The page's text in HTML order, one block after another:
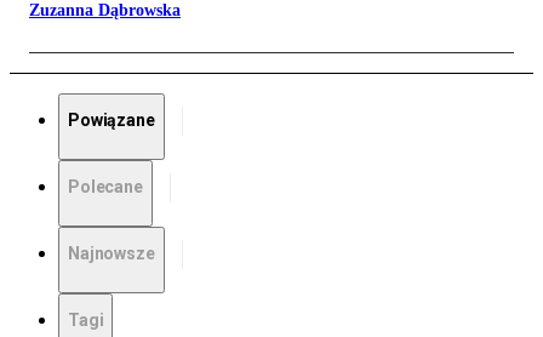
Zuzanna Dąbrowska
Powiązane
Polecane
Najnowsze
Tagi